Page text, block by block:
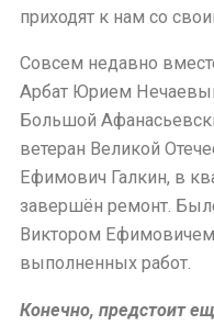
приходят к нам со
Совсем недавно
Арбат Юрием
Большой
ветеран Великой
Ефимович Галкин, в
завершён ремонт.
Виктором Ефимовичем
выполненных работ.
Конечно, предстоит